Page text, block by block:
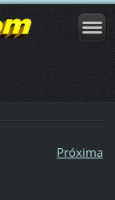
Próxima